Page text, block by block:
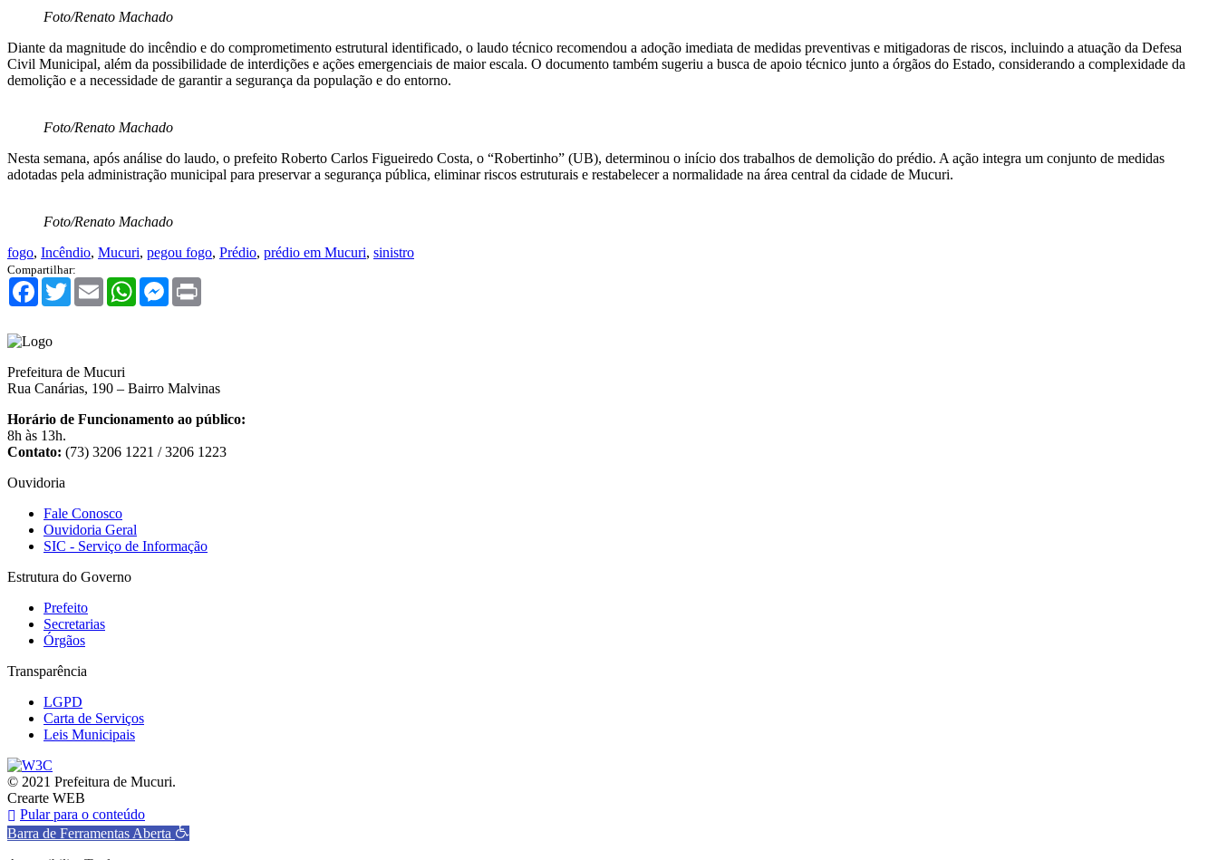
Foto/Renato Machado
Diante da magnitude do incêndio e do comprometimento estrutural identificado, o laudo técnico recomendou a adoção imediata de medidas preventivas e mitigadoras de riscos, incluindo a atuação da Defesa
Civil Municipal, além da possibilidade de interdições e ações emergenciais de maior escala. O documento também sugeriu a busca de apoio técnico junto a órgãos do Estado, considerando a complexidade da
demolição e a necessidade de garantir a segurança da população e do entorno.
Foto/Renato Machado
Nesta semana, após análise do laudo, o prefeito Roberto Carlos Figueiredo Costa, o “Robertinho” (UB), determinou o início dos trabalhos de demolição do prédio. A ação integra um conjunto de medidas
adotadas pela administração municipal para preservar a segurança pública, eliminar riscos estruturais e restabelecer a normalidade na área central da cidade de Mucuri.
Foto/Renato Machado
fogo, Incêndio, Mucuri, pegou fogo, Prédio, prédio em Mucuri, sinistro
Compartilhar:
Facebook
TwitterEmail WhatsAppMessenger
Prefeitura de Mucuri
Rua Canárias, 190 – Bairro Malvinas
Horário de Funcionamento ao público:
8h às 13h.
Contato: (73) 3206 1221 / 3206 1223
Ouvidoria
Fale Conosco
Ouvidoria Geral
SIC - Serviço de Informação
Estrutura do Governo
Prefeito
Secretarias
Órgãos
Transparência
LGPD
Carta de Serviços
Leis Municipais
© 2021 Prefeitura de Mucuri.
Crearte WEB
Pular para o conteúdo
Barra de Ferramentas Aberta